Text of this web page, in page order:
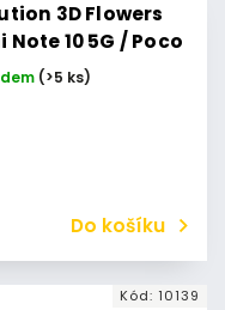
3D Flowers
10 5G / Poco
(>5 ks)
Do košíku
Kód: 10139